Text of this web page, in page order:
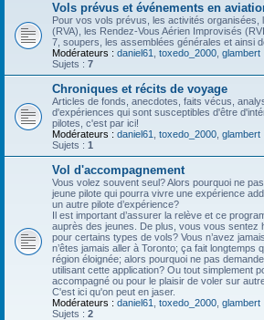
Vols prévus et événements en
Pour vos vols prévus, les activités organisées,
(RVA), les Rendez-Vous Aérien Improvisés
7, soupers, les assemblées générales et ainsi
Modérateurs : daniel61 toxedo_2000 glambert
Sujets : 7
Chroniques et récits de voyage
Articles de fonds, anecdotes, faits vécus,
d'expériences qui sont susceptibles d'être
pilotes, c'est par ici!
Modérateurs : daniel61 toxedo_2000 glambert
Sujets : 1
Vol d'accompagnement
Vous volez souvent seul? Alors pourquoi ne
jeune pilote qui pourra vivre une expérience
un autre pilote d’expérience?
Il est important d’assurer la relève et ce
auprès des jeunes. De plus, vous vous sentez
pour certains types de vols? Vous n’avez
n’êtes jamais aller à Toronto; ça fait longtemps
région éloignée; alors pourquoi ne pas
utilisant cette application? Ou tout simplement
accompagné ou pour le plaisir de voler sur
C'est ici qu'on peut en jaser.
Modérateurs : daniel61 toxedo_2000 glambert
Sujets : 2